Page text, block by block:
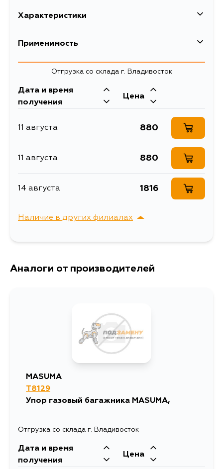
Характеристики
Описание
Применимость
Toyota
Кузов Двигатель
ZVW30, ZVW30L, ZVW35,
Отгрузка со склада г. Владивосток
Дата и время
получения
Цена
11 августа 880
11 августа 880
14 августа 1816
Наличие в других филиалах
г. Владивосток,
Аналоги от производителей
MASUMA
T8129
Упор газовый багажника MASUMA,
Отгрузка со склада г. Владивосток
Дата и время
получения
Цена